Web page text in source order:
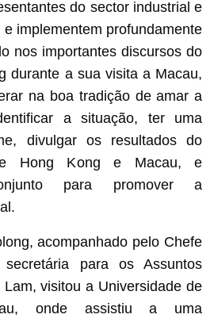
do sector industrial e
implementem profundamente
nos importantes discursos do
durante a sua visita a Macau,
na boa tradição de amar a
a situação, ter uma
divulgar os resultados do
Hong Kong e Macau, e
para promover a
acompanhado pelo Chefe
para os Assuntos
visitou a Universidade de
onde assistiu a uma